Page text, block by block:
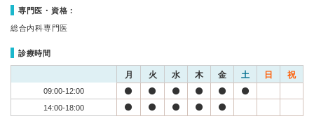
専門医・資格：
総合内科専門医
診療時間
月 火 水 木 金 土 日 祝
09:00-12:00
14:00-18:00